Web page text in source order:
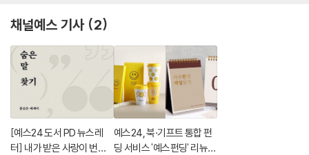
채널예스 기사 2
[예스24 도서 PD 뉴스레
터] 내가 받은 사랑이 번져
예스24, 북·기프트 통합 펀
딩 서비스 '예스펀딩' 리뉴얼